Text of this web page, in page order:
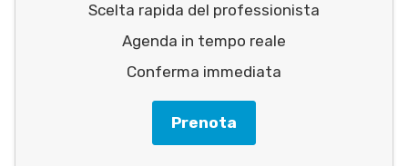
Scelta rapida del professionista
Agenda in tempo reale
Conferma immediata
Prenota